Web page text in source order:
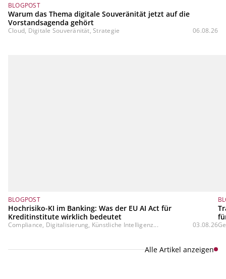
BLOGPOST
Warum das Thema digitale Souveränität jetzt auf die
Vorstandsagenda gehört
Cloud, Digitale Souveränität, Strategie 06.08.26
BLOGPOST
Hochrisiko-KI im Banking: Was der EU AI Act für
Kreditinstitute wirklich bedeutet
Compliance, Digitalisierung, Künstliche Intelligenz... 03.08.26
Alle Artikel anzeigen